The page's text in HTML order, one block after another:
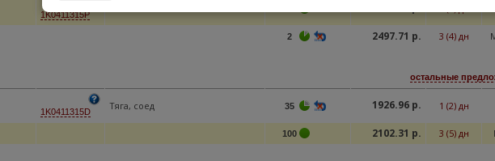
1K0411315P
2 2497.71 р. 3 (4) дн
остальные
1K0411315D Тяга, соед 35 1926.96 р. 1 (2) дн
100 2102.31 р. 3 (5) дн